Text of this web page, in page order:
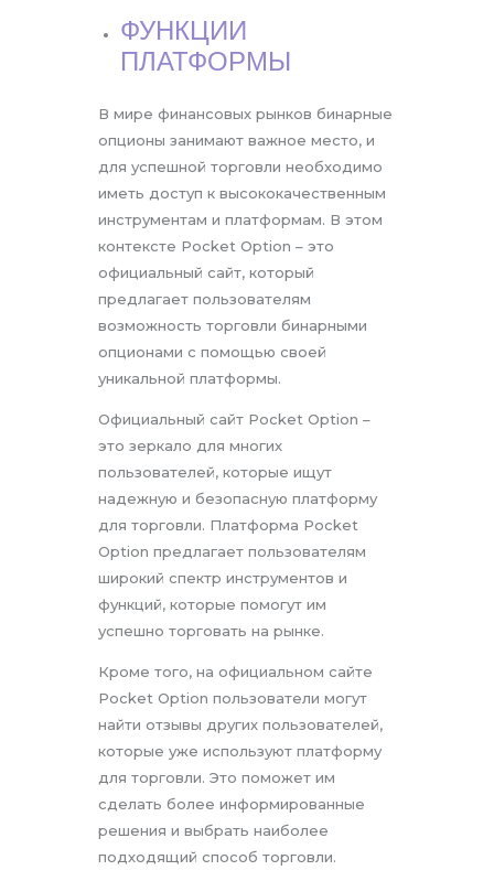
ФУНКЦИИ
ПЛАТФОРМЫ
В мире финансовых рынков бинарные
опционы занимают важное место, и
для успешной торговли необходимо
иметь доступ к высококачественным
инструментам и платформам. В этом
контексте Pocket Option – это
официальный сайт, который
предлагает пользователям
возможность торговли бинарными
опционами с помощью своей
уникальной платформы.
Официальный сайт Pocket Option –
это зеркало для многих
пользователей, которые ищут
надежную и безопасную платформу
для торговли. Платформа Pocket
Option предлагает пользователям
широкий спектр инструментов и
функций, которые помогут им
успешно торговать на рынке.
Кроме того, на официальном сайте
Pocket Option пользователи могут
найти отзывы других пользователей,
которые уже используют платформу
для торговли. Это поможет им
сделать более информированные
решения и выбрать наиболее
подходящий способ торговли.